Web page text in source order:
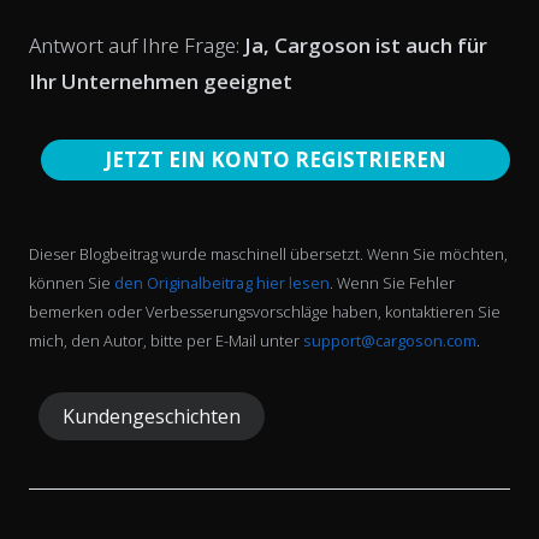
Antwort auf Ihre Frage: Ja, Cargoson ist auch für
Ihr Unternehmen geeignet
JETZT EIN KONTO REGISTRIEREN
Dieser Blogbeitrag wurde maschinell übersetzt. Wenn Sie möchten,
können Sie den Originalbeitrag hier lesen. Wenn Sie Fehler
bemerken oder Verbesserungsvorschläge haben, kontaktieren Sie
mich, den Autor, bitte per E-Mail unter support@cargoson.com.
Kundengeschichten